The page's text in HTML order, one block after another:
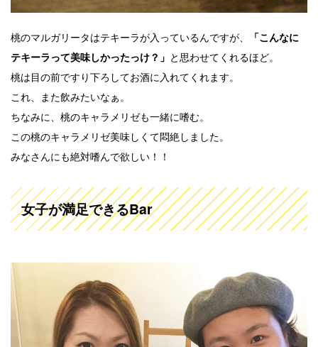
桃のマルガリータはテキーラが入っているんですが、
「こんなに
テキーラって美味しかったっけ？」 と思わせてくれるほど。
桃は目の前ですり下ろしてお酒に入れてくれます。
これ、また飲みたいなぁ。
ちなみに、桃のキャラメリゼも一緒に嗜む。
この桃のキャラメリゼ美味しくて悶絶しました。
みなさんにも絶対嗜んで欲しい！！
女子が満足できるBar